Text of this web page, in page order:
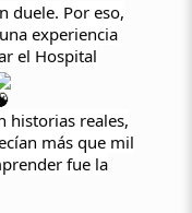
duele. Por eso,
experiencia
el Hospital
historias reales,
más que mil
fue la